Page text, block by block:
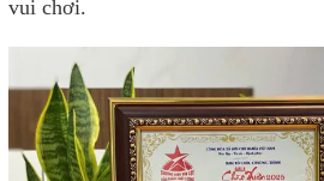
vui chơi.